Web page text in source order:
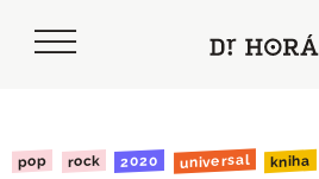
pop rock 2020 universal kniha